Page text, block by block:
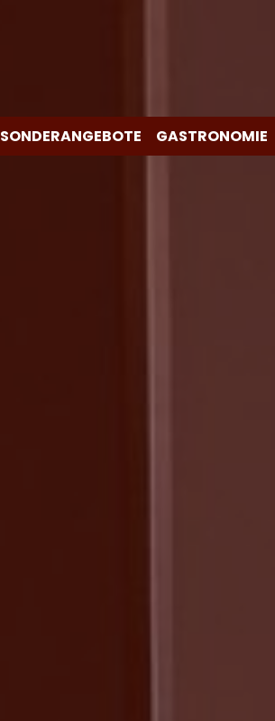
SONDERANGEBOTE GASTRONOMIE